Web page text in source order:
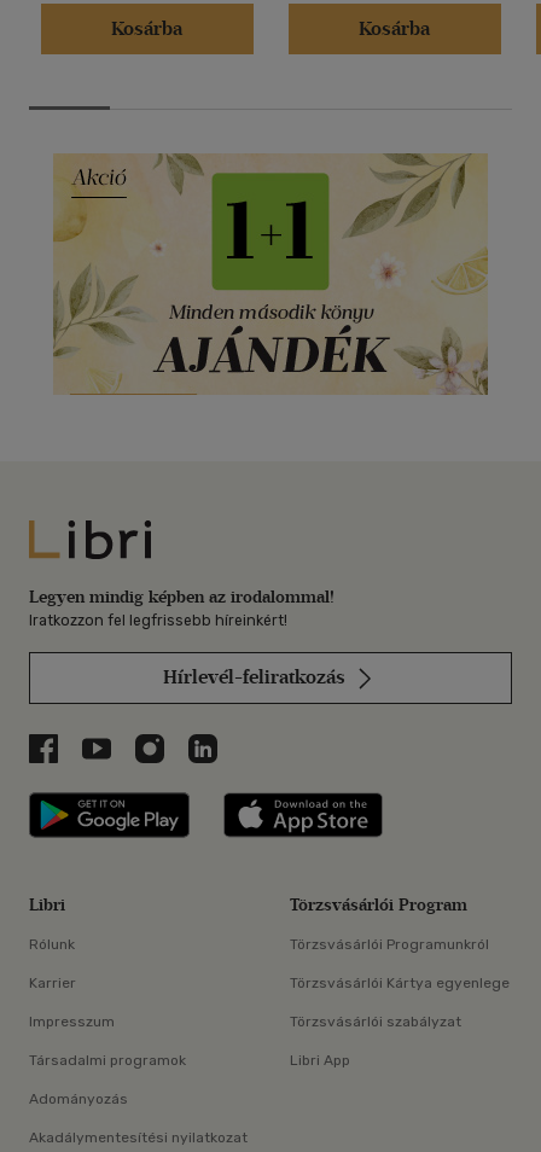
Kosárba
Kosárba
Libri
Legyen mindig képben az irodalommal!
Iratkozzon fel legfrissebb híreinkért!
Hírlevél-feliratkozás
Libri a Facebookon
Libri a Youtube-on
Libri az Instagramon
Libri a LinkedInen
Libri applikáció Szerezd meg: Google
Libri
Rólunk
Karrier
Impresszum
Társadalmi programok
Adományozás
Akadálymentesítési nyilatkozat
Törzsvásárlói Program
Törzsvásárlói Programunkról
Törzsvásárlói Kártya egyenlege
Törzsvásárlói szabályzat
Libri App